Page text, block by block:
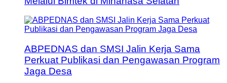
ABPEDNAS dan SMSI Jalin Kerja Sama
Perkuat Publikasi dan Pengawasan Program
Jaga Desa